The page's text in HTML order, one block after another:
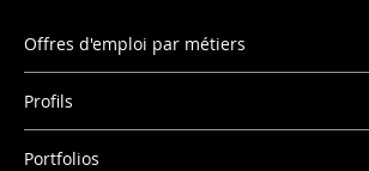
Offres d'emploi par métiers
Profils
Portfolios